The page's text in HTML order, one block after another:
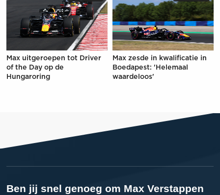
Max uitgeroepen tot Driver
of the Day op de
Hungaroring
Max zesde in kwalificatie in
Boedapest: 'Helemaal
waardeloos'
Ben jij snel genoeg om Max Verstappen